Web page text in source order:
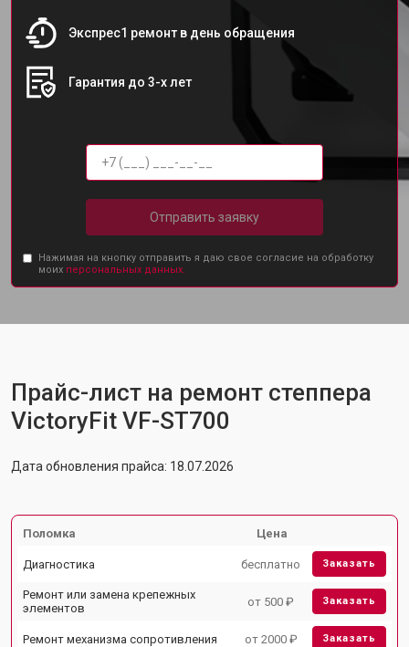
Экспрес1 ремонт в день обращения
Гарантия до 3-х лет
Отправить заявку
Нажимая на кнопку отправить я даю свое согласие на обработку
моих персональных данных.
Прайс-лист на ремонт степпера
VictoryFit VF-ST700
Дата обновления прайса: 18.07.2026
Поломка Цена
Диагностика бесплатно Заказать
Ремонт или замена крепежных
элементов
от 500 ₽ Заказать
Ремонт механизма сопротивления от 2000 ₽ Заказать